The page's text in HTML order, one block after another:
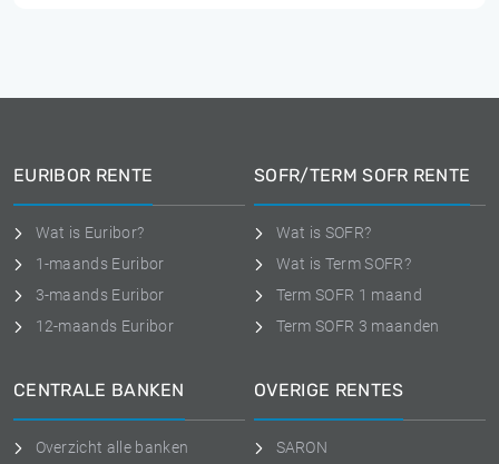
EURIBOR RENTE
Wat is Euribor?
1-maands Euribor
3-maands Euribor
12-maands Euribor
SOFR/TERM SOFR RENTE
Wat is SOFR?
Wat is Term SOFR?
Term SOFR 1 maand
Term SOFR 3 maanden
CENTRALE BANKEN
Overzicht alle banken
OVERIGE RENTES
SARON